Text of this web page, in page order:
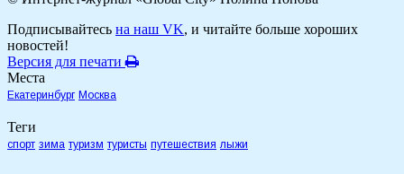
Подписывайтесь на наш VK, и читайте больше хороших
новостей!
Версия для печати
Места
Екатеринбург Москва
Теги
спорт зима туризм туристы путешествия лыжи